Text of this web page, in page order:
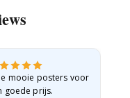
mooie posters voor
goede prijs.